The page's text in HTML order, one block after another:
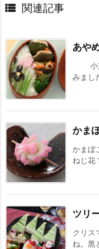
 関連記事
あや
小茄
みまし
かま
かまぼ
ねじ
ツリ
クリス
ね。黒